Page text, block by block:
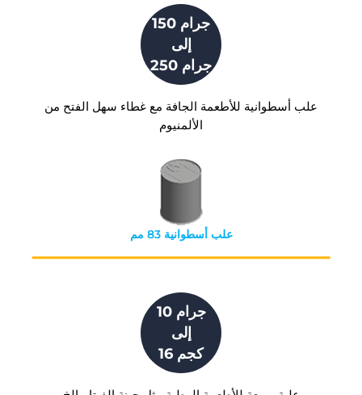
150 جرام
إلى
250 جرام
علب أسطوانية للأطعمة الجافة مع غطاء سهل الفتح من
الألمنيوم
علب أسطوانية 83 مم
10 جرام
إلى
16 كجم